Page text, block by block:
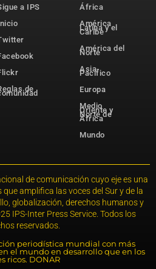
a IPS
de
África
América
Latina y el
Caribe
América del
Norte
Asia-
Pacífico
Europa
Medio
Oriente y
Norte de
África
Mundo
de comunicación cuyo eje es una
amplifica las voces del Sur y de la
globalización, derechos humanos y
IPS-Inter Press Service. Todos los
reservados.
periodística mundial con más
el mundo en desarrollo que en los
ricos. DONAR